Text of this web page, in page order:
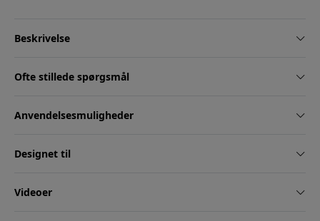
Beskrivelse
Ofte stillede spørgsmål
Anvendelsesmuligheder
Designet til
Videoer